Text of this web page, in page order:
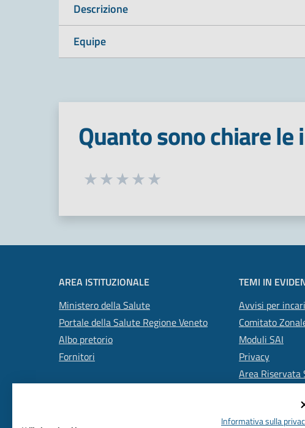
Descrizione
Equipe
Quanto sono chiare
Seleziona una valutazione da 1 a 5 stelle
AREA ISTITUZIONALE
Ministero della Salute
Portale della Salute Regione Veneto
Albo pretorio
Fornitori
TEMI IN
Avvisi per
Comitato
Moduli SAI
Privacy
Area Riservata
Informativa sulla